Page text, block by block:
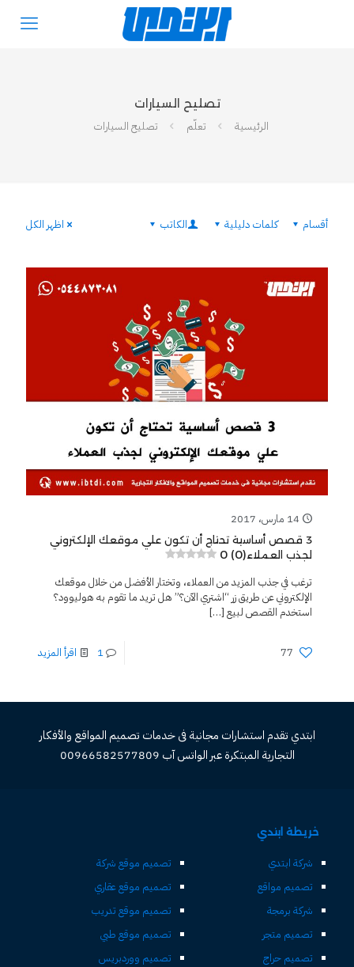
تصليح السيارات
الرئيسية
تعلّم تصليح السيارات
أقسام كلمات دليلية الكاتب اظهر الكل
14 مارس، 2017
3 قصص أساسية تحتاج أن تكون علي موقعك الإلكتروني
لجذب العملاء0 (0)
ترغب في جذب المزيد من العملاء، وتختار الأفضل من خلال موقعك
الإلكتروني عن طريق زر “اشتري الآن؟” هل تريد ما تقوم به هوليوود؟
استخدم القصص لبيع […]
77
1 اقرأ المزيد
ابتدي تقدم استشارات مجانية فى خدمات تصميم المواقع والأفكار
التجارية المبتكرة عبر الواتس آب 00966582577809
خريطة ابتدي
شركة ابتدي
تصميم مواقع
شركة برمجة
تصميم متجر
تصميم حراج
تصميم موقع شركة
تصميم موقع عقاري
تصميم موقع تدريب
تصميم موقع طبي
تصميم ووردبريس